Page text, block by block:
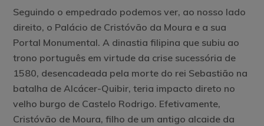
Seguindo o empedrado podemos ver, ao nosso lado
direito, o Palácio de Cristóvão da Moura e a sua
Portal Monumental. A dinastia filipina que subiu ao
trono português em virtude da crise sucessória de
1580, desencadeada pela morte do rei Sebastião na
batalha de Alcácer-Quibir, teria impacto direto no
velho burgo de Castelo Rodrigo. Efetivamente,
Cristóvão de Moura, filho de um antigo alcaide da